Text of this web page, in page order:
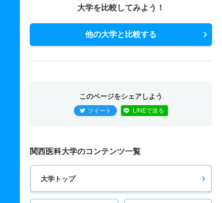
大学を比較してみよう！
他の大学と比較する
このページをシェアしよう
ツイート LINEで送る
関西医科大学のコンテンツ一覧
大学トップ